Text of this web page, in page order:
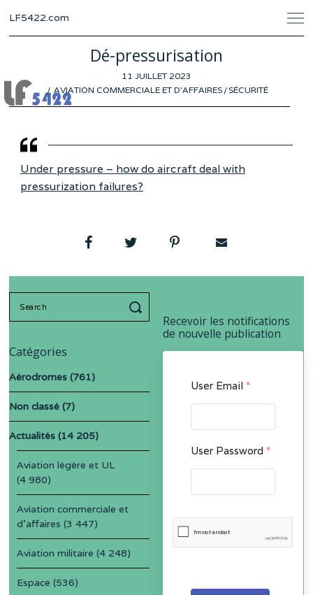
LF5422.com
Dé-pressurisation
POSTED
ON
11 JUILLET 2023
JUILLET
AVIATION COMMERCIALE ET D'AFFAIRES / SÉCURITÉ
Under pressure – how do aircraft deal with
pressurization failures?
Recevoir les notifications
de nouvelle publication
User Email *
User Password *
Catégories
Aérodromes (761)
Non classé (7)
Actualités (14 205)
Aviation légère et UL
(4 980)
Aviation commerciale et
d'affaires (3 447)
Aviation militaire (4 248)
Espace (536)